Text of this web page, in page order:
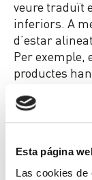
Esta página
Las cookies de
veure traduït
inferiors. A
d’estar
Per exemple,
productes